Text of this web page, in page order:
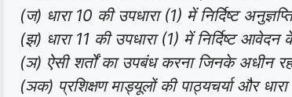
(ज) धारा 10 की उपधारा (1) में निर्दिष्ट
(झ) धारा 11 की उपधारा (1) में निर्दिष्ट
(ञ) ऐसी शर्तों का उपबंध करना जिनके अधीन
(ञक) प्रशिक्षण माड्यूलों की पाठ्यचर्या और